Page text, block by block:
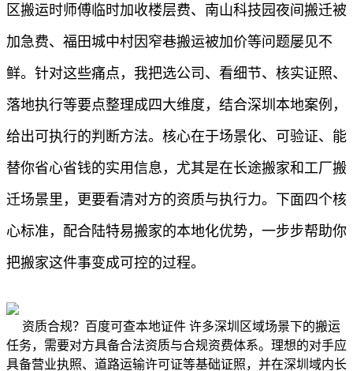
区搬运时师傅临时加收楼层费、南山科技园夜间搬迁被
加急费、福田城中村因窄巷搬运被加价等问题屡见不
鲜。针对这些痛点，我把选公司、看细节、核实证照、
落地执行等要点整理成四大维度，结合深圳本地案例，
给出可执行的判断方法。核心在于场景化、可验证、能
替你省心省钱的实用信息，尤其是在长途搬家和工厂搬
迁场景里，更要看清对方的资质与执行力。下面四个核
心标准，配合陆特易搬家的本地化优势，一步步帮助你
把搬家这件事变成可控的过程。
资质合规？百度可查本地证件 许多深圳区域场景下的搬运
任务，需要对方具备合法资质与合规资费体系。理想的对手应
具备营业执照、道路运输许可证等基础证照，并在深圳域内长